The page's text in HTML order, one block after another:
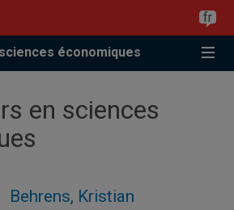
fr
économiques
en sciences
Behrens, Kristian